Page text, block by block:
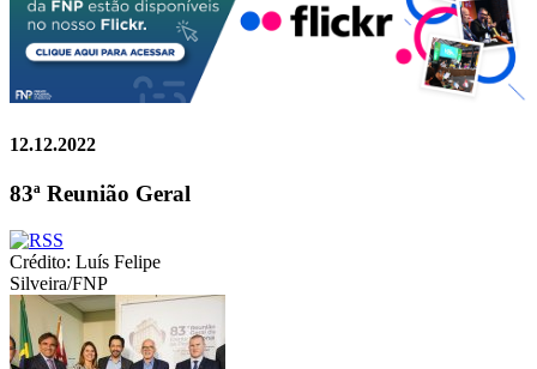
12.12.2022
83ª Reunião Geral
Crédito: Luís Felipe
Silveira/FNP